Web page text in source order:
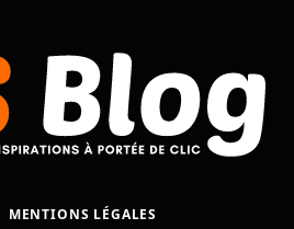
MENTIONS LÉGALES